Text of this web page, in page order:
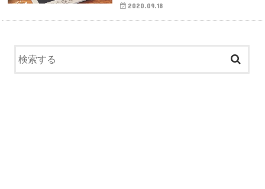
2020.09.18